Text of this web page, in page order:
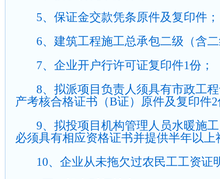
5、保证金交款凭条原件及复印件；
6、建筑工程施工总承包二级（含
7、企业开户行许可证复印件1份；
8、拟派项目负责人须具有市政工
产考核合格证书（B证）原件及复印件2
9、拟投项目机构管理人员水暖施
必须具有相应资格证书并提供半年以
10、企业从未拖欠过农民工工资证